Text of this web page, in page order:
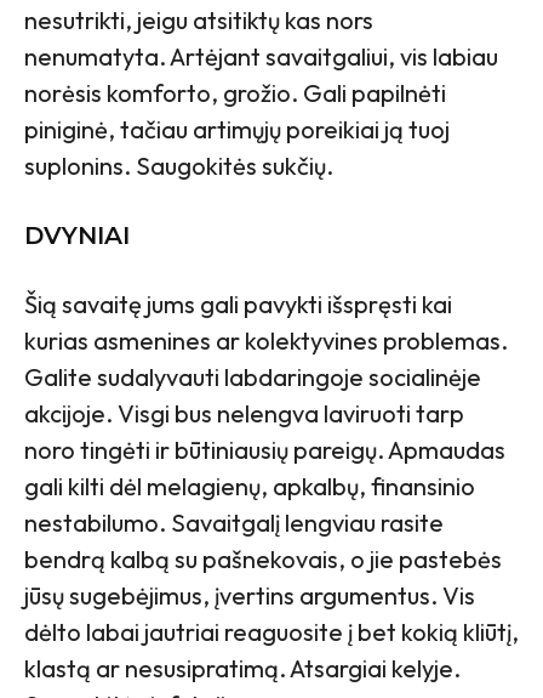
nesutrikti, jeigu atsitiktų kas nors
nenumatyta. Artėjant savaitgaliui, vis labiau
norėsis komforto, grožio. Gali papilnėti
piniginė, tačiau artimųjų poreikiai ją tuoj
suplonins. Saugokitės sukčių.
DVYNIAI
Šią savaitę jums gali pavykti išspręsti kai
kurias asmenines ar kolektyvines problemas.
Galite sudalyvauti labdaringoje socialinėje
akcijoje. Visgi bus nelengva laviruoti tarp
noro tingėti ir būtiniausių pareigų. Apmaudas
gali kilti dėl melagienų, apkalbų, finansinio
nestabilumo. Savaitgalį lengviau rasite
bendrą kalbą su pašnekovais, o jie pastebės
jūsų sugebėjimus, įvertins argumentus. Vis
dėlto labai jautriai reaguosite į bet kokią kliūtį,
klastą ar nesusipratimą. Atsargiai kelyje.